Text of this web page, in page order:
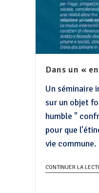
Dans un «
Un séminaire
sur un objet
humble "
pour que
vie
CONTINUER LA